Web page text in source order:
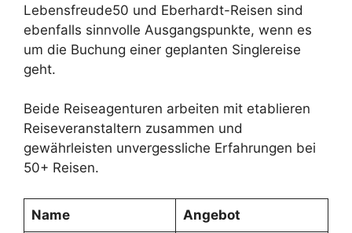
Lebensfreude50 und Eberhardt-Reisen sind
ebenfalls sinnvolle Ausgangspunkte, wenn es
um die Buchung einer geplanten Singlereise
geht.
Beide Reiseagenturen arbeiten mit etablieren
Reiseveranstaltern zusammen und
gewährleisten unvergessliche Erfahrungen bei
50+ Reisen.
Name Angebot